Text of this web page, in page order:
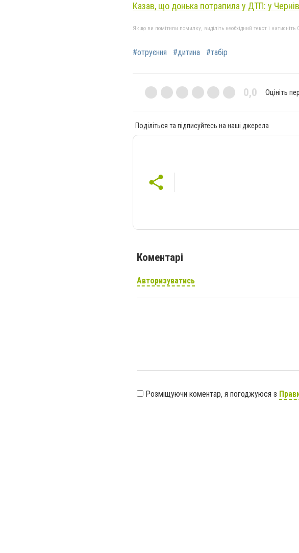
Казав, що донька потрапила у ДТП: у
Якщо ви помітили помилку, виділіть необхідний текст і
#отруєння #дитина #табір
0,0 Оцініть
Поділіться та підписуйтесь на наші джерела
Коментарі
Авторизуватись
Розміщуючи коментар, я погоджуюся з